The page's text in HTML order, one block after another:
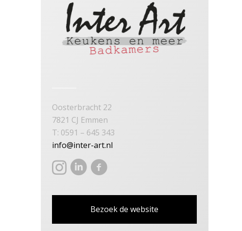
Oosterbracht 22
7821 CJ Emmen
T: 0591 – 645 343
info@inter-art.nl
Bezoek de website